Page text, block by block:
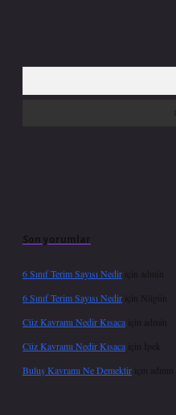
Son yorumlar
6 Sınıf Terim Sayısı Nedir için
admin
6 Sınıf Terim Sayısı Nedir için Nilgün
Cüz Kavramı Nedir Kısaca için
admin
Cüz Kavramı Nedir Kısaca için İpek
Buluş Kavramı Ne Demektir için admin